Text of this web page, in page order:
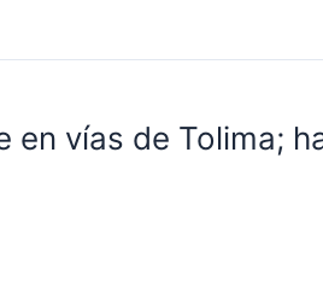
vías de Tolima;